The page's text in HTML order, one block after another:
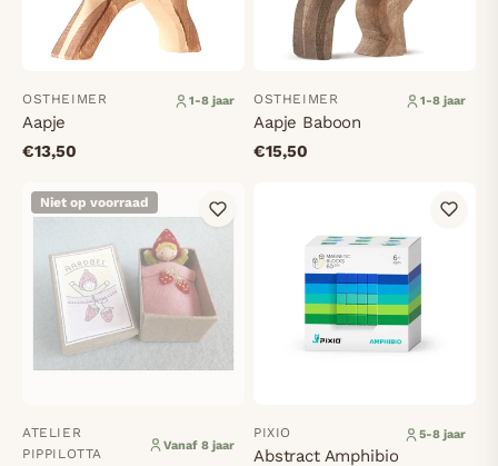
OSTHEIMER 1-8 jaar
Aapje
€13,50
OSTHEIMER 1-8 jaar
Aapje Baboon
€15,50
Niet op voorraad
ATELIER
PIPPILOTTA
Vanaf 8 jaar
PIXIO 5-8 jaar
Abstract Amphibio